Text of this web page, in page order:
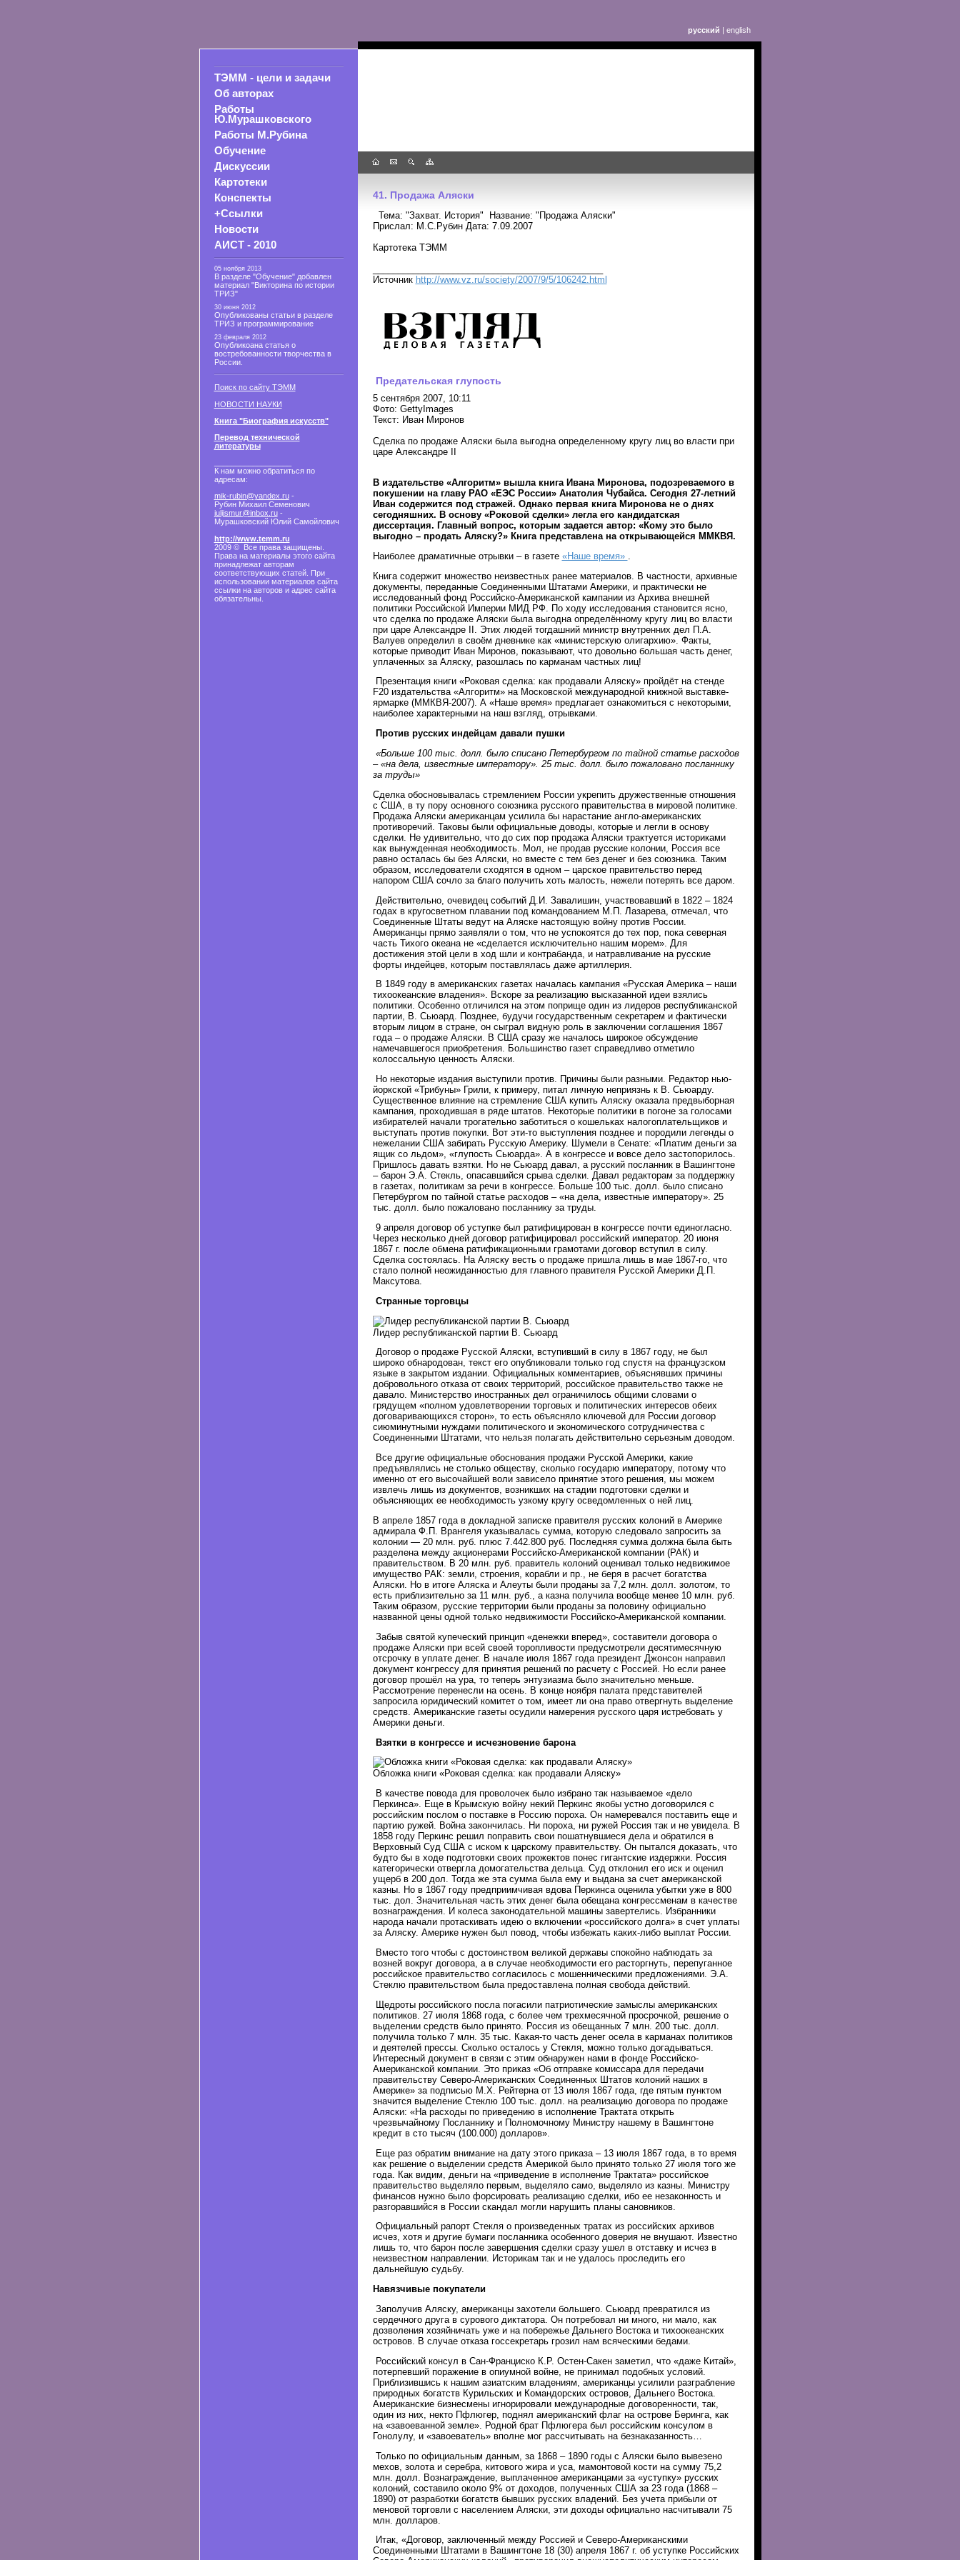
русский | english
ТЭММ - цели и задачи
Об авторах
Работы
Ю.Мурашковского
Работы М.Рубина
Обучение
Дискуссии
Картотеки
Конспекты
+Ссылки
Новости
АИСТ - 2010
05 ноября 2013
В разделе "Обучение" добавлен
материал "Викторина по истории
ТРИЗ"
30 июня 2012
Опубликованы статьи в разделе
ТРИЗ и программирование
23 февраля 2012
Опубликоана статья о
востребованности творчества в
России.
Поиск по сайту ТЭММ
НОВОСТИ НАУКИ
Книга "Биография искусств"
Перевод технической
литературы
К нам можно обратиться по
адресам:
mik-rubin@yandex.ru-
Рубин Михаил Семенович
julijsmur@inbox.ru-
Мурашковский Юлий Самойлович
http://www.temm.ru
2009 © Все права защищены.
Права на материалы этого сайта
принадлежат авторам
соответствующих статей. При
использовании материалов сайта
ссылки на авторов и адрес сайта
обязательны.
41. Продажа Аляски
Тема: "Захват. История" Название: "Продажа Аляски"
Прислал: М.С.Рубин Дата: 7.09.2007
Картотека ТЭММ
Источник http://www.vz.ru/society/2007/9/5/106242.html
Предательская глупость
5 сентября 2007, 10:11
Фото: GettyImages
Текст: Иван Миронов
Сделка по продаже Аляски была выгодна определенному кругу лиц во власти при
царе Александре II
В издательстве «Алгоритм» вышла книга Ивана Миронова, подозреваемого в
покушении на главу РАО «ЕЭС России» Анатолия Чубайса. Сегодня 27-летний
Иван содержится под стражей. Однако первая книга Миронова не о днях
сегодняшних. В основу «Роковой сделки» легла его кандидатская
диссертация. Главный вопрос, которым задается автор: «Кому это было
выгодно – продать Аляску?» Книга представлена на открывающейся ММКВЯ.
Наиболее драматичные отрывки – в газете «Наше время»
Книга содержит множество неизвестных ранее материалов. В частности, архивные
документы, переданные Соединенными Штатами Америки, и практически не
исследованный фонд Российско-Американской кампании из Архива внешней
политики Российской Империи МИД РФ. По ходу исследования становится ясно,
что сделка по продаже Аляски была выгодна определённому кругу лиц во власти
при царе Александре II. Этих людей тогдашний министр внутренних дел П.А.
Валуев определил в своём дневнике как «министерскую олигархию». Факты,
которые приводит Иван Миронов, показывают, что довольно большая часть денег,
уплаченных за Аляску, разошлась по карманам частных лиц!
Презентация книги «Роковая сделка: как продавали Аляску» пройдёт на стенде
F20 издательства «Алгоритм» на Московской международной книжной выставке-
ярмарке (ММКВЯ-2007). А «Наше время» предлагает ознакомиться с некоторыми,
наиболее характерными на наш взгляд, отрывками.
Против русских индейцам давали пушки
«Больше 100 тыс. долл. было списано Петербургом по тайной статье расходов
– «на дела, известные императору». 25 тыс. долл. было пожаловано посланнику
за труды»
Сделка обосновывалась стремлением России укрепить дружественные отношения
с США, в ту пору основного союзника русского правительства в мировой политике.
Продажа Аляски американцам усилила бы нарастание англо-американских
противоречий. Таковы были официальные доводы, которые и легли в основу
сделки. Не удивительно, что до сих пор продажа Аляски трактуется историками
как вынужденная необходимость. Мол, не продав русские колонии, Россия все
равно осталась бы без Аляски, но вместе с тем без денег и без союзника. Таким
образом, исследователи сходятся в одном – царское правительство перед
напором США сочло за благо получить хоть малость, нежели потерять все даром.
Действительно, очевидец событий Д.И. Завалишин, участвовавший в 1822 – 1824
годах в кругосветном плавании под командованием М.П. Лазарева, отмечал, что
Соединенные Штаты ведут на Аляске настоящую войну против России.
Американцы прямо заявляли о том, что не успокоятся до тех пор, пока северная
часть Тихого океана не «сделается исключительно нашим морем». Для
достижения этой цели в ход шли и контрабанда, и натравливание на русские
форты индейцев, которым поставлялась даже артиллерия.
В 1849 году в американских газетах началась кампания «Русская Америка – наши
тихоокеанские владения». Вскоре за реализацию высказанной идеи взялись
политики. Особенно отличился на этом поприще один из лидеров республиканской
партии, В. Сьюард. Позднее, будучи государственным секретарем и фактически
вторым лицом в стране, он сыграл видную роль в заключении соглашения 1867
года – о продаже Аляски. В США сразу же началось широкое обсуждение
намечавшегося приобретения. Большинство газет справедливо отметило
колоссальную ценность Аляски.
Но некоторые издания выступили против. Причины были разными. Редактор нью-
йоркской «Трибуны» Грили, к примеру, питал личную неприязнь к В. Сьюарду.
Существенное влияние на стремление США купить Аляску оказала предвыборная
кампания, проходившая в ряде штатов. Некоторые политики в погоне за голосами
избирателей начали трогательно заботиться о кошельках налогоплательщиков и
выступать против покупки. Вот эти-то выступления позднее и породили легенды о
нежелании США забирать Русскую Америку. Шумели в Сенате: «Платим деньги за
ящик со льдом», «глупость Сьюарда». А в конгрессе и вовсе дело застопорилось.
Пришлось давать взятки. Но не Сьюард давал, а русский посланник в Вашингтоне
– барон Э.А. Стекль, опасавшийся срыва сделки. Давал редакторам за поддержку
в газетах, политикам за речи в конгрессе. Больше 100 тыс. долл. было списано
Петербургом по тайной статье расходов – «на дела, известные императору». 25
тыс. долл. было пожаловано посланнику за труды.
9 апреля договор об уступке был ратифицирован в конгрессе почти единогласно.
Через несколько дней договор ратифицировал российский император. 20 июня
1867 г. после обмена ратификационными грамотами договор вступил в силу.
Сделка состоялась. На Аляску весть о продаже пришла лишь в мае 1867-го, что
стало полной неожиданностью для главного правителя Русской Америки Д.П.
Максутова.
Странные торговцы
Лидер республиканской партии В. Сьюард
Договор о продаже Русской Аляски, вступивший в силу в 1867 году, не был
широко обнародован, текст его опубликовали только год спустя на французском
языке в закрытом издании. Официальных комментариев, объяснявших причины
добровольного отказа от своих территорий, российское правительство также не
давало. Министерство иностранных дел ограничилось общими словами о
грядущем «полном удовлетворении торговых и политических интересов обеих
договаривающихся сторон», то есть объясняло ключевой для России договор
сиюминутными нуждами политического и экономического сотрудничества с
Соединенными Штатами, что нельзя полагать действительно серьезным доводом.
Все другие официальные обоснования продажи Русской Америки, какие
предъявлялись не столько обществу, сколько государю императору, потому что
именно от его высочайшей воли зависело принятие этого решения, мы можем
извлечь лишь из документов, возникших на стадии подготовки сделки и
объясняющих ее необходимость узкому кругу осведомленных о ней лиц.
В апреле 1857 года в докладной записке правителя русских колоний в Америке
адмирала Ф.П. Врангеля указывалась сумма, которую следовало запросить за
колонии — 20 млн. руб. плюс 7.442.800 руб. Последняя сумма должна была быть
разделена между акционерами Российско-Американской компании (РАК) и
правительством. В 20 млн. руб. правитель колоний оценивал только недвижимое
имущество РАК: земли, строения, корабли и пр., не беря в расчет богатства
Аляски. Но в итоге Аляска и Алеуты были проданы за 7,2 млн. долл. золотом, то
есть приблизительно за 11 млн. руб., а казна получила вообще менее 10 млн. руб.
Таким образом, русские территории были проданы за половину официально
названной цены одной только недвижимости Российско-Американской компании.
Забыв святой купеческий принцип «денежки вперед», составители договора о
продаже Аляски при всей своей торопливости предусмотрели десятимесячную
отсрочку в уплате денег. В начале июля 1867 года президент Джонсон направил
документ конгрессу для принятия решений по расчету с Россией. Но если ранее
договор прошёл на ура, то теперь энтузиазма было значительно меньше.
Рассмотрение перенесли на осень. В конце ноября палата представителей
запросила юридический комитет о том, имеет ли она право отвергнуть выделение
средств. Американские газеты осудили намерения русского царя истребовать у
Америки деньги.
Взятки в конгрессе и исчезновение барона
Обложка книги «Роковая сделка: как продавали Аляску»
В качестве повода для проволочек было избрано так называемое «дело
Перкинса». Еще в Крымскую войну некий Перкинс якобы устно договорился с
российским послом о поставке в Россию пороха. Он намеревался поставить еще и
партию ружей. Война закончилась. Ни пороха, ни ружей Россия так и не увидела. В
1858 году Перкинс решил поправить свои пошатнувшиеся дела и обратился в
Верховный Суд США с иском к царскому правительству. Он пытался доказать, что
будто бы в ходе подготовки своих прожектов понес гигантские издержки. Россия
категорически отвергла домогательства дельца. Суд отклонил его иск и оценил
ущерб в 200 дол. Тогда же эта сумма была ему и выдана за счет американской
казны. Но в 1867 году предприимчивая вдова Перкинса оценила убытки уже в 800
тыс. дол. Значительная часть этих денег была обещана конгрессменам в качестве
вознаграждения. И колеса законодательной машины завертелись. Избранники
народа начали протаскивать идею о включении «российского долга» в счет уплаты
за Аляску. Америке нужен был повод, чтобы избежать каких-либо выплат России.
Вместо того чтобы с достоинством великой державы спокойно наблюдать за
возней вокруг договора, а в случае необходимости его расторгнуть, перепуганное
российское правительство согласилось с мошенническими предложениями. Э.А.
Стеклю правительством была предоставлена полная свобода действий.
Щедроты российского посла погасили патриотические замыслы американских
политиков. 27 июля 1868 года, с более чем трехмесячной просрочкой, решение о
выделении средств было принято. Россия из обещанных 7 млн. 200 тыс. долл.
получила только 7 млн. 35 тыс. Какая-то часть денег осела в карманах политиков
и деятелей прессы. Сколько осталось у Стекля, можно только догадываться.
Интересный документ в связи с этим обнаружен нами в фонде Российско-
Американской компании. Это приказ «Об отправке комиссара для передачи
правительству Северо-Американских Соединенных Штатов колоний наших в
Америке» за подписью М.Х. Рейтерна от 13 июля 1867 года, где пятым пунктом
значится выделение Стеклю 100 тыс. долл. на реализацию договора по продаже
Аляски: «На расходы по приведению в исполнение Трактата открыть
чрезвычайному Посланнику и Полномочному Министру нашему в Вашингтоне
кредит в сто тысяч (100.000) долларов».
Еще раз обратим внимание на дату этого приказа – 13 июля 1867 года, в то время
как решение о выделении средств Америкой было принято только 27 июля того же
года. Как видим, деньги на «приведение в исполнение Трактата» российское
правительство выделяло первым, выделяло само, выделяло из казны. Министру
финансов нужно было форсировать реализацию сделки, ибо ее незаконность и
разгоравшийся в России скандал могли нарушить планы сановников.
Официальный рапорт Стекля о произведенных тратах из российских архивов
исчез, хотя и другие бумаги посланника особенного доверия не внушают. Известно
лишь то, что барон после завершения сделки сразу ушел в отставку и исчез в
неизвестном направлении. Историкам так и не удалось проследить его
дальнейшую судьбу.
Навязчивые покупатели
Заполучив Аляску, американцы захотели большего. Сьюард превратился из
сердечного друга в сурового диктатора. Он потребовал ни много, ни мало, как
дозволения хозяйничать уже и на побережье Дальнего Востока и тихоокеанских
островов. В случае отказа госсекретарь грозил нам всяческими бедами.
Российский консул в Сан-Франциско К.Р. Остен-Сакен заметил, что «даже Китай»,
потерпевший поражение в опиумной войне, не принимал подобных условий.
Приблизившись к нашим азиатским владениям, американцы усилили разграбление
природных богатств Курильских и Командорских островов, Дальнего Boстока.
Американские бизнесмены игнорировали международные договоренности, так,
один из них, некто Пфлюгер, поднял американский флаг на острове Беринга, как
на «завоеванной земле». Родной брат Пфлюгера был российским консулом в
Гонолулу, и «завоеватель» вполне мог рассчитывать на безнаказанность…
Только по официальным данным, за 1868 – 1890 годы с Аляски было вывезено
мехов, золота и серебра, китового жира и уса, мамонтовой кости на сумму 75,2
млн. долл. Вознаграждение, выплаченное американцами за «уступку» русских
колоний, составило около 9% от доходов, полученных США за 23 года (1868 –
1890) от разработки богатств бывших русских владений. Без учета прибыли от
меновой торговли с населением Аляски, эти доходы официально насчитывали 75
млн. долларов.
Итак, «Договор, заключенный между Россией и Северо-Американскими
Соединенными Штатами в Вашингтоне 18 (30) апреля 1867 г. об уступке Российских